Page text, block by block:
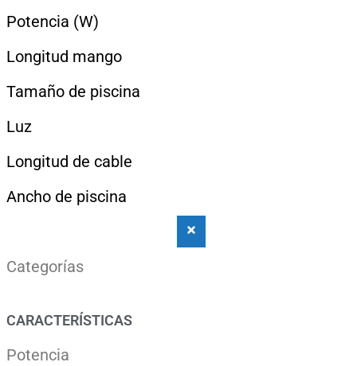
Potencia (W)
Longitud mango
Tamaño de piscina
Luz
Longitud de cable
Ancho de piscina
Categorías
CARACTERÍSTICAS
Potencia